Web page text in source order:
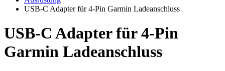
USB-C Adapter für 4-Pin Garmin Ladeanschluss
USB-C Adapter für 4-Pin
Garmin Ladeanschluss